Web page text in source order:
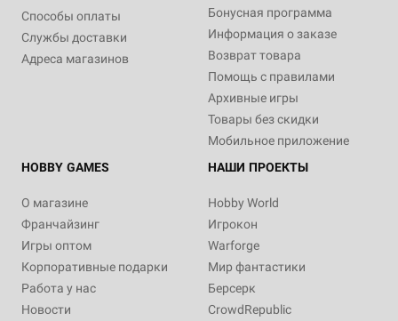
Способы оплаты
Службы доставки
Адреса магазинов
Бонусная программа
Информация о заказе
Возврат товара
Помощь с правилами
Архивные игры
Товары без скидки
Мобильное приложение
HOBBY GAMES
О магазине
Франчайзинг
Игры оптом
Корпоративные подарки
Работа у нас
Новости
НАШИ ПРОЕКТЫ
Hobby World
Игрокон
Warforge
Мир фантастики
Берсерк
CrowdRepublic